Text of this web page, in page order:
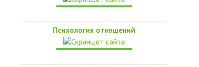
Психология отношений